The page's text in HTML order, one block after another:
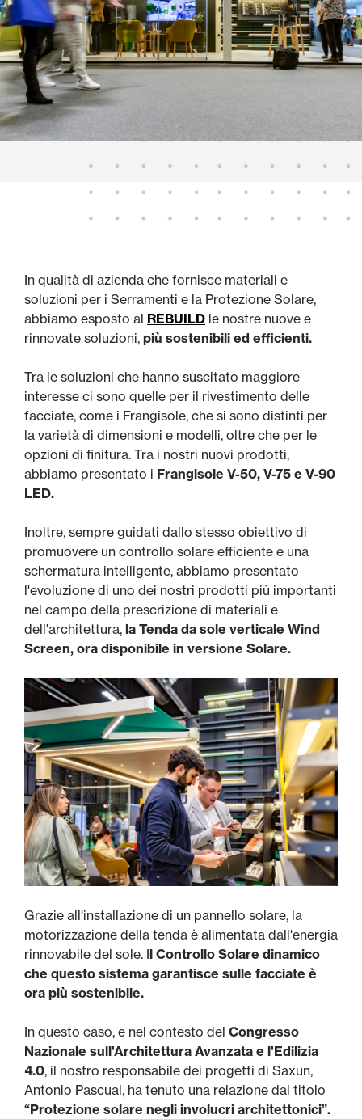
In qualità di azienda che fornisce materiali e
soluzioni per i Serramenti e la Protezione Solare,
abbiamo esposto al REBUILD le nostre nuove e
rinnovate soluzioni, più sostenibili ed efficienti.
Tra le soluzioni che hanno suscitato maggiore
interesse ci sono quelle per il rivestimento delle
facciate, come i Frangisole, che si sono distinti per
la varietà di dimensioni e modelli, oltre che per le
opzioni di finitura. Tra i nostri nuovi prodotti,
abbiamo presentato i Frangisole V-50, V-75 e V-90
LED.
Inoltre, sempre guidati dallo stesso obiettivo di
promuovere un controllo solare efficiente e una
schermatura intelligente, abbiamo presentato
l'evoluzione di uno dei nostri prodotti più importanti
nel campo della prescrizione di materiali e
dell'architettura, la Tenda da sole verticale Wind
Screen, ora disponibile in versione Solare.
Grazie all'installazione di un pannello solare, la
motorizzazione della tenda è alimentata dall'energia
rinnovabile del sole. Il Controllo Solare dinamico
che questo sistema garantisce sulle facciate è
ora più sostenibile.
In questo caso, e nel contesto del Congresso
Nazionale sull'Architettura Avanzata e l'Edilizia
4.0, il nostro responsabile dei progetti di Saxun,
Antonio Pascual, ha tenuto una relazione dal titolo
“Protezione solare negli involucri architettonici”.